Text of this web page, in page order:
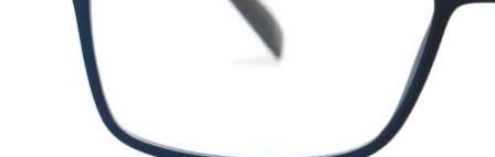
Largeur
34 mm
Hauteur des verres Largeur des verres
Largeur
des verres